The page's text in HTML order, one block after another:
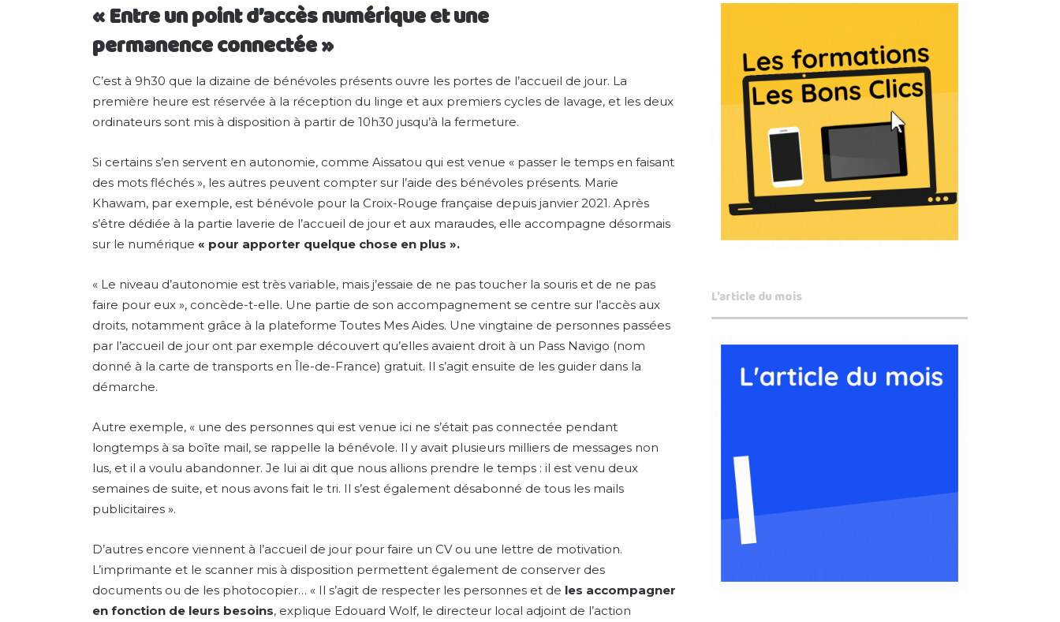
« Entre un point d’accès numérique et une
permanence connectée »
C’est à 9h30 que la dizaine de bénévoles présents ouvre les portes de l’accueil de jour. La
première heure est réservée à la réception du linge et aux premiers cycles de lavage, et les deux
ordinateurs sont mis à disposition à partir de 10h30 jusqu’à la fermeture.
Si certains s’en servent en autonomie, comme Aissatou qui est venue « passer le temps en faisant
des mots fléchés », les autres peuvent compter sur l’aide des bénévoles présents. Marie
Khawam, par exemple, est bénévole pour la Croix-Rouge française depuis janvier 2021. Après
s’être dédiée à la partie laverie de l’accueil de jour et aux maraudes, elle accompagne désormais
sur le numérique « pour apporter quelque chose en plus ».
« Le niveau d’autonomie est très variable, mais j’essaie de ne pas toucher la souris et de ne pas
faire pour eux », concède-t-elle. Une partie de son accompagnement se centre sur l’accès aux
droits, notamment grâce à la plateforme Toutes Mes Aides. Une vingtaine de personnes passées
par l’accueil de jour ont par exemple découvert qu’elles avaient droit à un Pass Navigo (nom
donné à la carte de transports en Île-de-France) gratuit. Il s’agit ensuite de les guider dans la
démarche.
Autre exemple, « une des personnes qui est venue ici ne s’était pas connectée pendant
longtemps à sa boîte mail, se rappelle la bénévole. Il y avait plusieurs milliers de messages non
lus, et il a voulu abandonner. Je lui ai dit que nous allions prendre le temps : il est venu deux
semaines de suite, et nous avons fait le tri. Il s’est également désabonné de tous les mails
publicitaires ».
D’autres encore viennent à l’accueil de jour pour faire un CV ou une lettre de motivation.
L’imprimante et le scanner mis à disposition permettent également de conserver des
documents ou de les photocopier… « Il s’agit de respecter les personnes et de les accompagner
en fonction de leurs besoins, explique Edouard Wolf, le directeur local adjoint de l’action
L’article du mois